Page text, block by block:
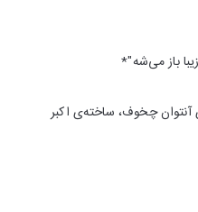
باز می‌شه"*
چخوف، ساخته‌ی اکبر